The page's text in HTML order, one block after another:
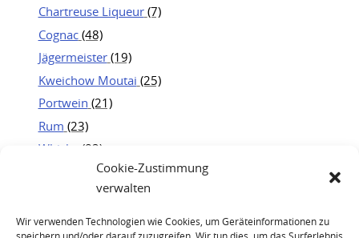
Cookie-Zustimmung
verwalten
Wir verwenden Technologien wie Cookies, um Geräteinformationen zu
speichern und/oder darauf zuzugreifen. Wir tun dies, um das Surferlebnis
Chartreuse Liqueur (7)
Cognac (48)
Jägermeister (19)
Kweichow Moutai (25)
Portwein (21)
Rum (23)
Whisky
(83)